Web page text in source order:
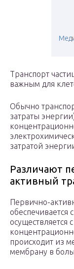
Транспорт
важным для
Обычно
затраты
затратой
Различают
активный
Первично-
осуществляется
происходит из
мембрану в